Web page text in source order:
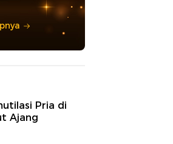
Pria di
Ajang